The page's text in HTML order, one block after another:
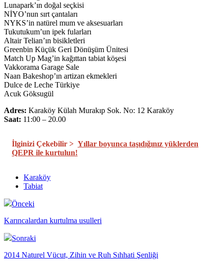
Lunapark’ın doğal seçkisi
NİYO’nun sırt çantaları
NYKS’in natürel mum ve aksesuarları
Tukutukum’un ipek fularları
Altair Telian’ın bisikletleri
Greenbin Küçük Geri Dönüşüm Ünitesi
Match Up Mag’in kağıttan tabiat köşesi
Vakkorama Garage Sale
Naan Bakeshop’ın artizan ekmekleri
Dulce de Leche Türkiye
Acuk Göksugül
Adres: Karaköy Külah Murakıp Sok. No: 12 Karaköy
Saat: 11:00 – 20.00
İlginizi Çekebilir > Yıllar boyunca taşıdığınız yüklerden
QEPR ile kurtulun!
Karaköy
Tabiat
Önceki
Karıncalardan kurtulma usulleri
Sonraki
2014 Naturel Vücut, Zihin ve Ruh Sıhhati Şenliği